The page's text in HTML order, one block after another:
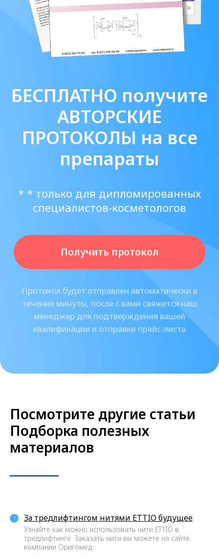
Посмотрите другие статьи
Подборка полезных
материалов
За тредлифтингом нитями ETTIO будущее
Узнайте как можно использовать нити ETTIO в
тредлифтинге. Заказать нити вы можете на сайте
компании Оригомед.
О нас
Мы на рынке с 2014 года. За это
время мы получили колоссальный
опыт, на котором учимся и
становимся лучше для вас.
производственная компания,
базирующияся в Санкт-Петербурге.
Мы помогаем нашим клиентам -
центра и частным косметологам -
получать сертифицированные,
безопасные и эффективные
препараты в кратчайшие сроки.